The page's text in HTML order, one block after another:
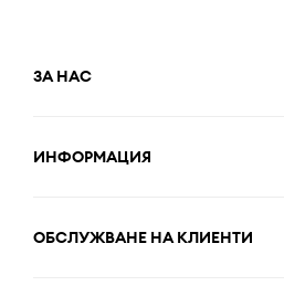
ЗА НАС
ИНФОРМАЦИЯ
ОБСЛУЖВАНЕ НА КЛИЕНТИ